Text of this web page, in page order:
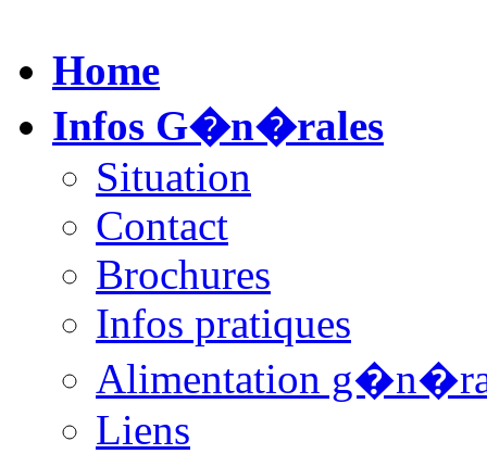
Home
Infos G�n�rales
Situation
Contact
Brochures
Infos pratiques
Alimentation
Liens